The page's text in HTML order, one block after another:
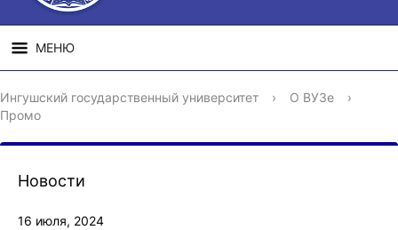
МЕНЮ
СВЕДЕНИЯ ОБ
ОБРАЗОВАТЕЛЬНОЙ
НАУЧНАЯ
ДЕЯТЕЛЬНОСТЬ
Ингушский государственный университет › О ВУЗе
›
Промо
Новости
16 июля, 2024